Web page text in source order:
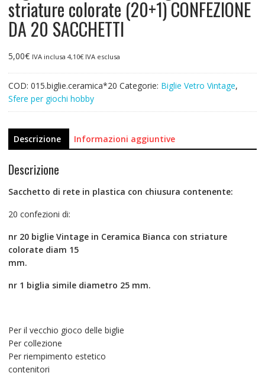
striature colorate (20+1) CONFEZIONE
DA 20 SACCHETTI
5,00€ IVA inclusa 4,10€IVA esclusa
COD: 015.biglie.ceramica*20 Categorie: Biglie Vetro Vintage,
Sfere per giochi hobby
Descrizione Informazioni aggiuntive
Descrizione
Sacchetto di rete in plastica con chiusura contenente:
20 confezioni di:
nr 20 biglie Vintagein Ceramica Bianca con striature
colorate diam 15
mm.
nr 1 biglia simile diametro 25 mm.
Per il vecchio gioco delle biglie
Per collezione
Per riempimento estetico
contenitori